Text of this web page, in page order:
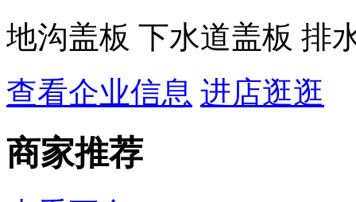
地沟盖板 下水道盖板 排
查看企业信息 进店逛逛
商家推荐